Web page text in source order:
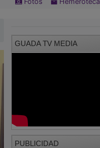
GUADA TV MEDIA
PUBLICIDAD